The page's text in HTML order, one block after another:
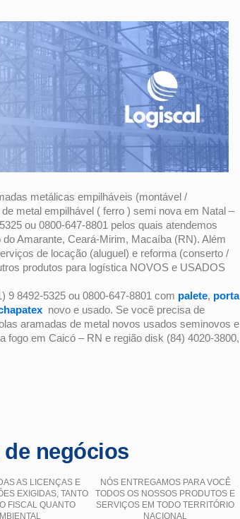
metálicas empilháveis (montável /
metal empilhável ( ferro ) semi nova em Natal –
ou 0800-647-8801 pelos quais atendemos
Amarante, Ceará-Mirim, Macaíba (RN). Além
de locação (aluguel) e reforma (conserto /
produtos para logística NOVOS e USADOS
9 8492-5325 ou 0800-647-8801 com palete, porta
novo e usado. Se você precisa de
aramadas de metal novos usados seminovos e
fogo em Caicó – RN e região disk (84) 4020-3800,
negócios
AS LICENÇAS E
EXIGIDAS, TANTO
FISCAL QUANTO
NÓS ENTREGAMOS PARA VOCÊ
TODOS OS NOSSOS PRODUTOS E
SERVIÇOS EM TODO TERRITÓRIO
NACIONAL